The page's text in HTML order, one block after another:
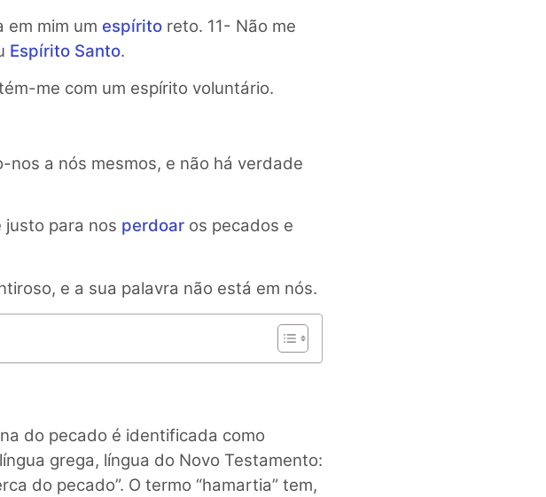
em mim um espírito reto. 11- Não me
Espírito Santo.
me com um espírito voluntário.
a nós mesmos, e não há verdade
para nos perdoar os pecados e
e a sua palavra não está em nós.
do pecado é identificada como
grega, língua do Novo Testamento:
do pecado”. O termo “hamartia” tem,